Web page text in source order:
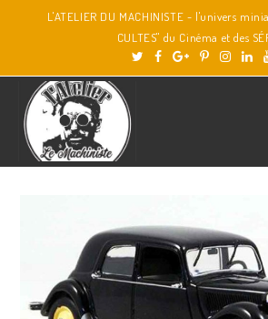
L'ATELIER DU MACHINISTE - l'univers
CULTES" du Cinéma et des